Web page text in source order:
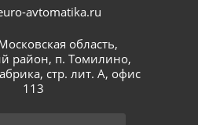
avtomatika.ru
область,
район, п. Томилино,
стр. лит. А, офис
113